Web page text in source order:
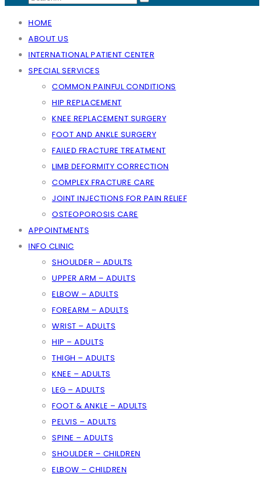
HOME
ABOUT US
INTERNATIONAL PATIENT CENTER
SPECIAL SERVICES
COMMON PAINFUL CONDITIONS
HIP REPLACEMENT
KNEE REPLACEMENT SURGERY
FOOT AND ANKLE SURGERY
FAILED FRACTURE TREATMENT
LIMB DEFORMITY CORRECTION
COMPLEX FRACTURE CARE
JOINT INJECTIONS FOR PAIN RELIEF
OSTEOPOROSIS CARE
APPOINTMENTS
INFO CLINIC
SHOULDER – ADULTS
UPPER ARM – ADULTS
ELBOW – ADULTS
FOREARM – ADULTS
WRIST – ADULTS
HIP – ADULTS
THIGH – ADULTS
KNEE – ADULTS
LEG – ADULTS
FOOT & ANKLE – ADULTS
PELVIS – ADULTS
SPINE – ADULTS
SHOULDER – CHILDREN
ELBOW – CHILDREN